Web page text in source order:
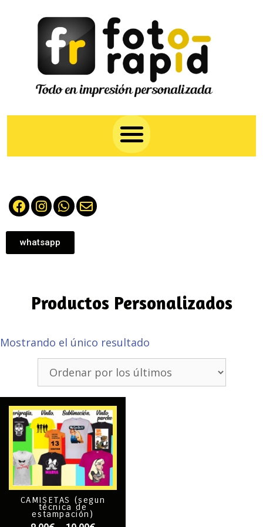
whatsapp
Productos Personalizados
Mostrando el único resultado
CAMISETAS (segun
técnica de
estampación)